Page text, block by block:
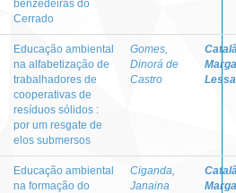
benzedeiras do
Cerrado
Educação ambiental
na alfabetização de
trabalhadores de
cooperativas de
resíduos sólidos :
por um resgate de
elos submersos
Gomes,
Dinorá de
Castro
Lessa
Educação ambiental
na formação do
Ciganda,
Janaina